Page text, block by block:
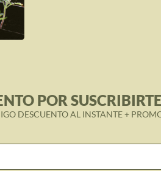
POR
DESCUENTO AL INSTANTE +